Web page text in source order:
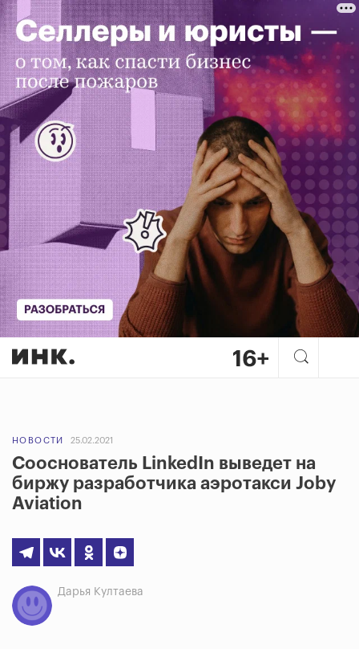
НОВОСТИ 25.02.2021
Сооснователь LinkedIn выведет на
биржу разработчика аэротакси Joby
Aviation
Дарья Култаева